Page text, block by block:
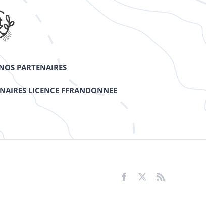
PARTENAIRES
LICENCE FFRANDONNEE
Facebook